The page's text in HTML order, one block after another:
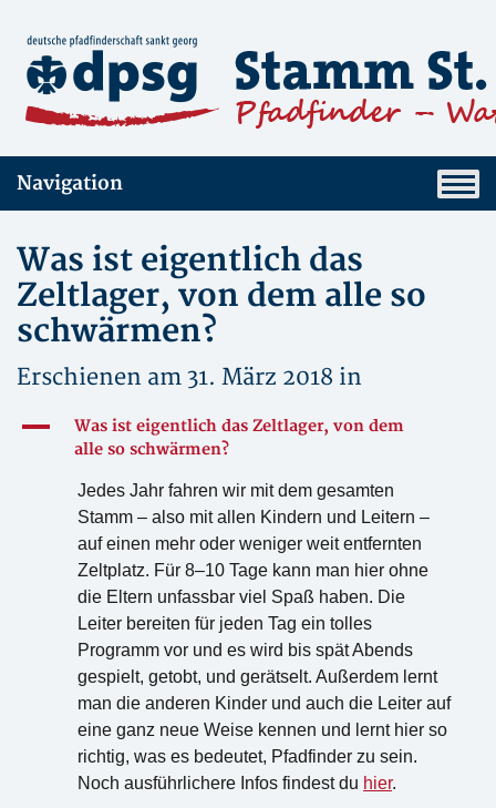
Navigation
Was ist eigentlich das
Zeltlager, von dem alle so
schwärmen?
Erschienen am 31. März 2018 in
A
Was ist eigentlich das Zeltlager, von dem
alle so schwärmen?
Jedes Jahr fahren wir mit dem gesamten
Stamm – also mit allen Kindern und Leitern –
auf einen mehr oder weniger weit entfernten
Zeltplatz. Für 8–10 Tage kann man hier ohne
die Eltern unfassbar viel Spaß haben. Die
Leiter bereiten für jeden Tag ein tolles
Programm vor und es wird bis spät Abends
gespielt, getobt, und gerätselt. Außerdem lernt
man die anderen Kinder und auch die Leiter auf
eine ganz neue Weise kennen und lernt hier so
richtig, was es bedeutet, Pfadfinder zu sein.
Noch ausführlichere Infos findest du hier.